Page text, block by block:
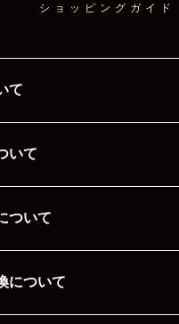
ショッピングガイド
て
いて
ついて
について